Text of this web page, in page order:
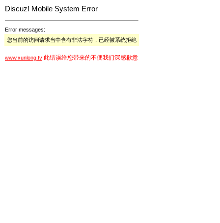
Discuz! Mobile System Error
Error messages:
您当前的访问请求当中含有非法字符，已经被系统拒绝
www.xunlong.tv 此错误给您带来的不便我们深感歉意